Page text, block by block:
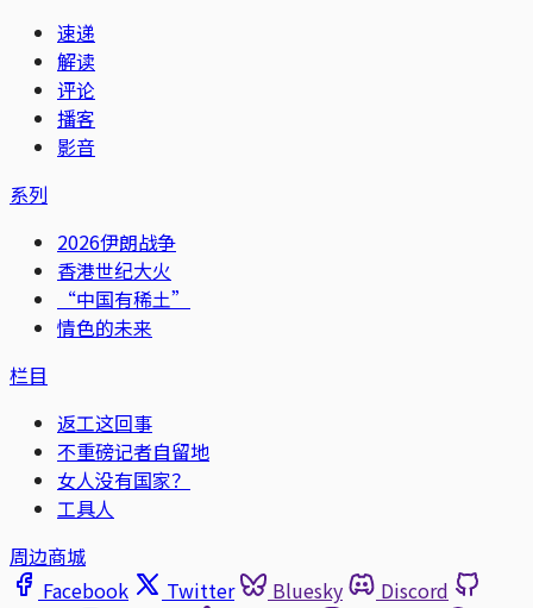
速递
解读
评论
播客
影音
系列
2026伊朗战争
香港世纪大火
“中国有稀土”
情色的未来
栏目
返工这回事
不重磅记者自留地
女人没有国家？
工具人
周边商城
Facebook
Twitter Bluesky
Discord